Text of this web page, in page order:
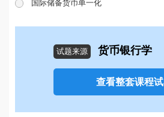
国际储备货币单一化
试题来源 货币银行学
查看整套课程